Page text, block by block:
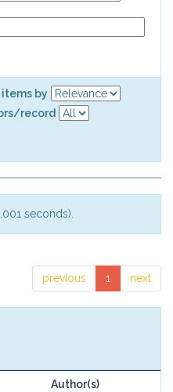
by
record
seconds).
previous 1 next
Author(s)